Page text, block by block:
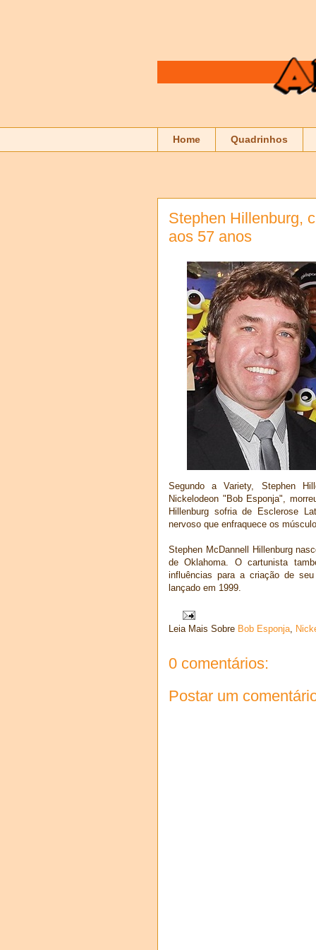
Home Quadrinhos
Stephen Hillenburg,
aos 57 anos
Segundo a Variety, Stephen
Nickelodeon "Bob Esponja",
Hillenburg sofria de Esclerose
nervoso que enfraquece os
Stephen McDannell Hillenburg
de Oklahoma. O cartunista
influências para a criação de
lançado em 1999.
Leia Mais Sobre Bob Esponja,
0 comentários:
Postar um